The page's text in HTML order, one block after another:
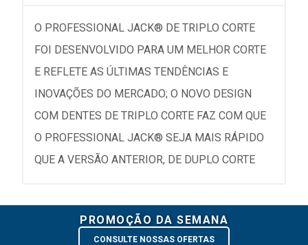
O PROFESSIONAL JACK® DE TRIPLO CORTE
FOI DESENVOLVIDO PARA UM MELHOR CORTE
E REFLETE AS ÚLTIMAS TENDÊNCIAS E
INOVAÇÕES DO MERCADO; O NOVO DESIGN
COM DENTES DE TRIPLO CORTE FAZ COM QUE
O PROFESSIONAL JACK® SEJA MAIS RÁPIDO
QUE A VERSÃO ANTERIOR, DE DUPLO CORTE
PROMOÇÃO DA SEMANA
CONSULTE NOSSAS OFERTAS